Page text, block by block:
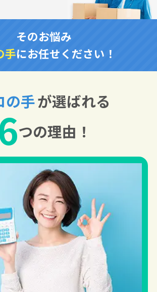
そのお悩み
手にお任せください！
の手が選ばれる
つの理由！